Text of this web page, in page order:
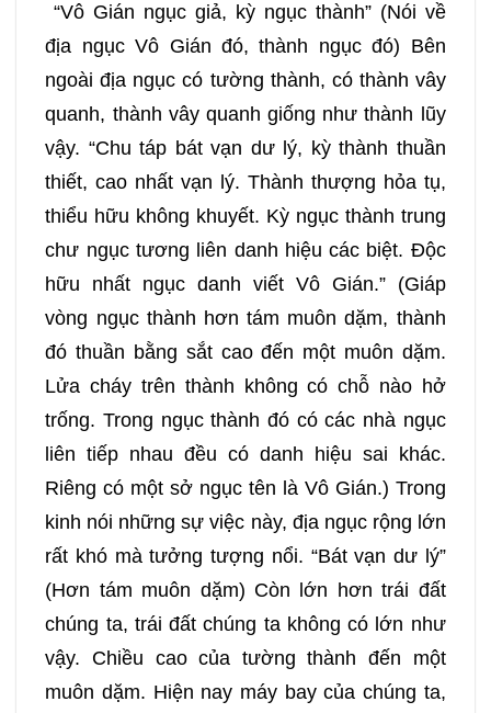
“Vô Gián ngục giả, kỳ ngục thành” (Nói về
địa ngục Vô Gián đó, thành ngục đó) Bên
ngoài địa ngục có tường thành, có thành vây
quanh, thành vây quanh giống như thành lũy
vậy. “Chu táp bát vạn dư lý, kỳ thành thuần
thiết, cao nhất vạn lý. Thành thượng hỏa tụ,
thiểu hữu không khuyết. Kỳ ngục thành trung
chư ngục tương liên danh hiệu các biệt. Độc
hữu nhất ngục danh viết Vô Gián.” (Giáp
vòng ngục thành hơn tám muôn dặm, thành
đó thuần bằng sắt cao đến một muôn dặm.
Lửa cháy trên thành không có chỗ nào hở
trống. Trong ngục thành đó có các nhà ngục
liên tiếp nhau đều có danh hiệu sai khác.
Riêng có một sở ngục tên là Vô Gián.) Trong
kinh nói những sự việc này, địa ngục rộng lớn
rất khó mà tưởng tượng nổi. “Bát vạn dư lý”
(Hơn tám muôn dặm) Còn lớn hơn trái đất
chúng ta, trái đất chúng ta không có lớn như
vậy. Chiều cao của tường thành đến một
muôn dặm. Hiện nay máy bay của chúng ta,